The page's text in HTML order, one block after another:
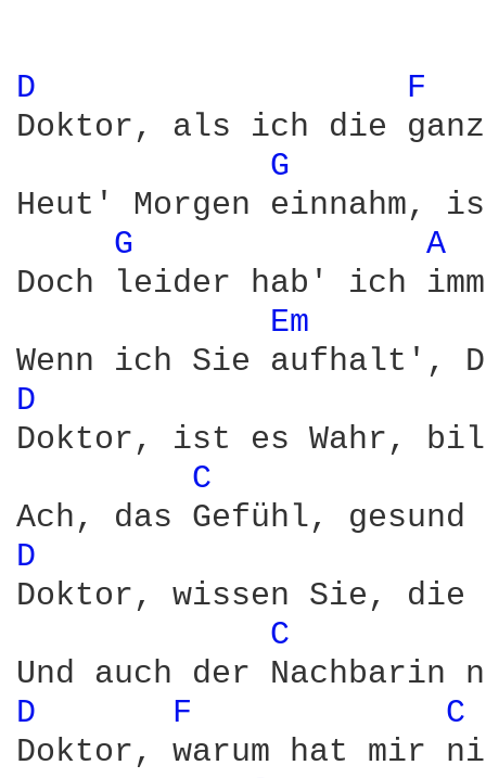
D
F
Doktor, als ich die
G
Heut' Morgen einnahm,
G
A
Doch leider hab' ich
Em
D
Doktor, ist es Wahr,
C
D
Doktor, wissen Sie,
C
D F
C
Doktor, warum hat mir